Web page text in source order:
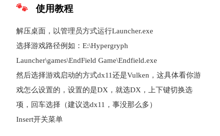
使用教程
解压桌面，以管理员方式运行Launcher.exe
选择游戏路径例如：E:\Hypergryph
Launcher\games\EndField Game\Endfield.exe
然后选择游戏启动的方式dx11还是Vulken，这具体看你游
戏怎么设置的，设置的是DX，就选DX，上下键切换选
项，回车选择（建议选dx11，事没那么多）
Insert开关菜单